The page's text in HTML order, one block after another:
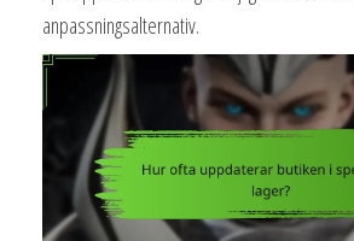
anpassningsalternativ.